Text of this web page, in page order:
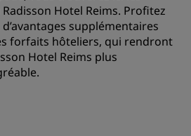
Hotel Reims. Profitez
supplémentaires
forfaits hôteliers, qui rendront
Hotel Reims plus